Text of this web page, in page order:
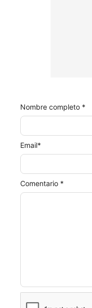
Comentario *
Nombre completo *
Email*